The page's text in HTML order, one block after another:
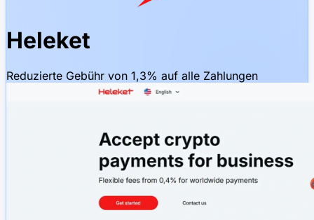
Heleket
Reduzierte Gebühr von 1,3% auf alle Zahlungen